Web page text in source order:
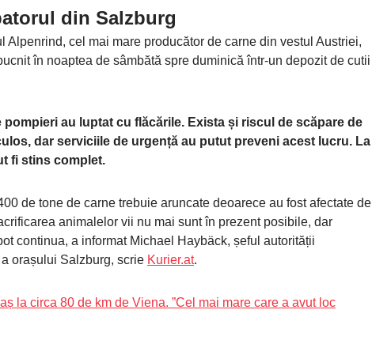
din Salzburg
Alpenrind, cel mai mare producător de carne din vestul Austriei,
în noaptea de sâmbătă spre duminică într-un depozit de cutii
pompieri au luptat cu flăcările. Exista și riscul de scăpare de
dar serviciile de urgență au putut preveni acest lucru. La
fi stins complet.
de tone de carne trebuie aruncate deoarece au fost afectate de
animalelor vii nu mai sunt în prezent posibile, dar
continua, a informat Michael Haybäck, șeful autorității
orașului Salzburg, scrie Kurier.at.
la circa 80 de km de Viena. ”Cel mai mare care a avut loc